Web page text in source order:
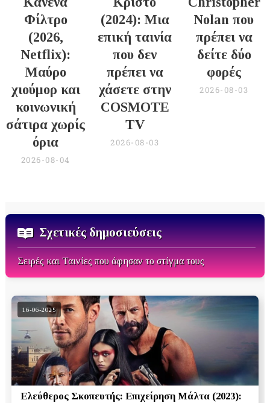
Φίλτρο
(2026,
Netflix):
Μαύρο
χιούμορ και
κοινωνική
σάτιρα χωρίς
όρια
2026-08-04
(2024): Μια
επική ταινία
που δεν
πρέπει να
χάσετε στην
COSMOTE
TV
2026-08-03
Nolan που
πρέπει να
δείτε δύο
φορές
2026-08-03
Σχετικές δημοσιεύσεις
Σειρές και Ταινίες που άφησαν το στίγμα τους
Ελεύθερος Σκοπευτής: Επιχείρηση Μάλτα (2023):
16-06-2025